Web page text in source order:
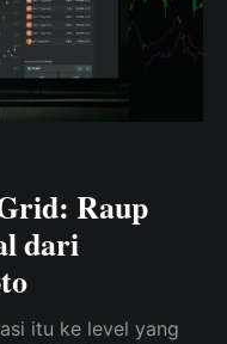
Raup
dari
itu ke level yang